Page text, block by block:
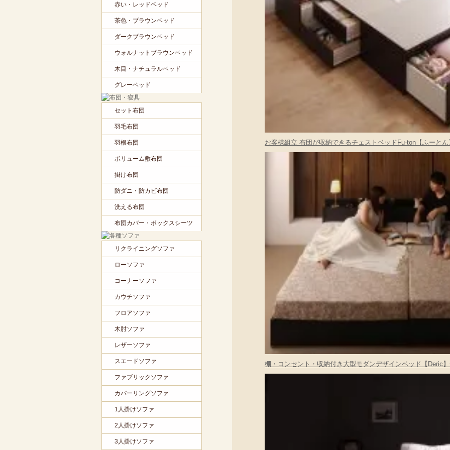
お客様組立 布団が収納できるチェストベッドFu-ton【ふーとん
棚・コンセント・収納付き大型モダンデザインベッド【Deric
赤い・レッドベッド
茶色・ブラウンベッド
ダークブラウンベッド
ウォルナットブラウンベッド
木目・ナチュラルベッド
グレーベッド
セット布団
羽毛布団
羽根布団
ボリューム敷布団
掛け布団
防ダニ・防カビ布団
洗える布団
布団カバー・ボックスシーツ
リクライニングソファ
ローソファ
コーナーソファ
カウチソファ
フロアソファ
木肘ソファ
レザーソファ
スエードソファ
ファブリックソファ
カバーリングソファ
1人掛けソファ
2人掛けソファ
3人掛けソファ